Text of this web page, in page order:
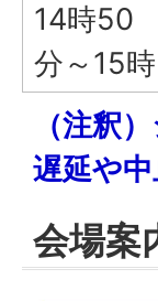
14時50
分～15時
（注釈
遅延や
会場案